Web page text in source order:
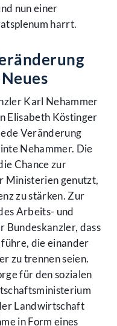
nun einer
harrt.
Karl Nehammer
Elisabeth Köstinger
Veränderung
Nehammer. Die
Chance zur
Ministerien genutzt,
zu stärken. Zur
Arbeits- und
Bundeskanzler, dass
die einander
zu trennen seien.
für den sozialen
Landwirtschaft
in Form eines